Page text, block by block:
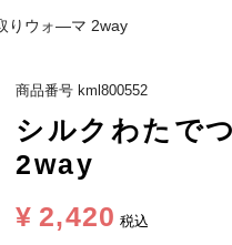
りウォ―マ 2way
商品番号 kml800552
シルクわたで
2way
¥ 2,420 税込